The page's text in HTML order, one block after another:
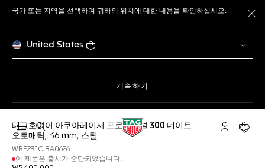
국가 또는 지역을 선택하여 귀하의 위치에 대한 내용을 확인하십시오.
United States
웹사이트에서
계속하기
검색 열기 마이 태그호
귀하
태그호이어 아쿠아레이서 프로페셔널 300 데이트
오토매틱, 36 mm, 스틸
WBP231C.BA0626
이 제품은 출시가 중단되었습니다.